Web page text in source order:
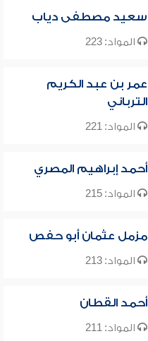
سعيد مصطفى دياب
المواد: 223
عمر بن عبد الكريم
الترباني
المواد: 221
أحمد إبراهيم المصري
المواد: 215
مزمل عثمان أبو حفص
المواد: 213
أحمد القطان
المواد: 211